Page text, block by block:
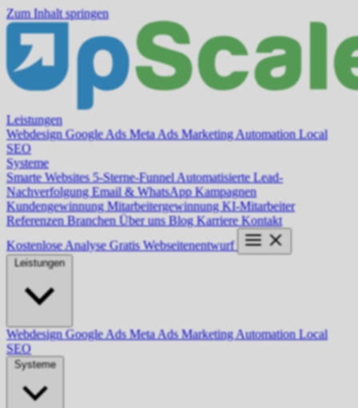
Zum Inhalt springen
Leistungen
WebdesignGoogle Ads Meta Ads Marketing Automation Local
SEO
Systeme
Smarte Websites5-Sterne-FunnelAutomatisierte Lead-
Nachverfolgung Email & WhatsApp Kampagnen
Kundengewinnung Mitarbeitergewinnung KI-Mitarbeiter
Referenzen Branchen Über uns Blog Karriere Kontakt
Kostenlose AnalyseGratis Webseitenentwurf
Leistungen
WebdesignGoogle Ads Meta Ads Marketing Automation Local
SEO
Systeme